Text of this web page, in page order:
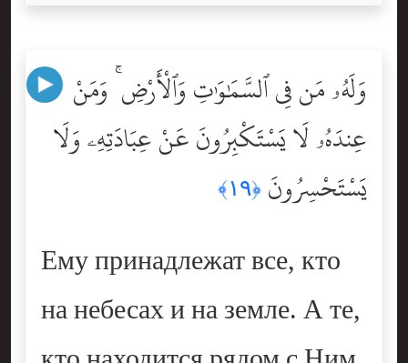
وَلَهُۥ مَن فِى ٱلسَّمَٰوَٰتِ وَٱلْأَرْضِ ۚ وَمَنْ
عِندَهُۥ لَا يَسْتَكْبِرُونَ عَنْ عِبَادَتِهِۦ وَلَا
يَسْتَحْسِرُونَ ﴿١٩﴾
Ему принадлежат все, кто
на небесах и на земле. А те,